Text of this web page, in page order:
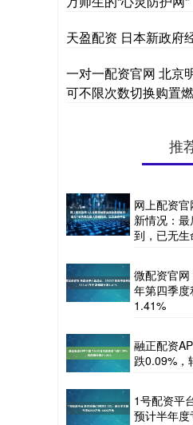
天盈配资 日本新政府
一对一配资官网 北京
可不限次数切换购置
推
网上配资
新情况：
到，已无生
微配资官
年第四季
1.41%
融正配资
跌0.09%，
1号配资平
预计半年